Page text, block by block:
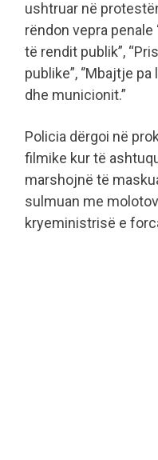
ushtruar në
rëndon vepra
të rendit publik”,
publike”, ‘’Mbajtje
dhe municionit.”
Policia dërgoi në
filmike kur të
marshojnë të
sulmuan me
kryeministrisë e